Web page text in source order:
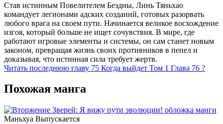
Став истинным Повелителем Бездны, Линь Тяньхао
командует легионами адских созданий, готовых разорвать
любого врага на своем пути. Начинается великое восхождение
изгоя, который больше не ищет сочувствия. В мире, где
работают игровые элементы и системы, он сам станет новым
законом, превращая жизнь своих противников в пепел и
доказывая, что истинная сила требует жертв.
Читать последнюю главу 75 Когда выйдет Том 1 Глава 76 ?
Похожая манга
Маньхуа Выпускается